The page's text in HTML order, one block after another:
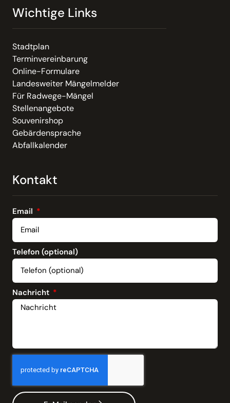
Wichtige Links
Stadtplan
Terminvereinbarung
Online-Formulare
Landesweiter Mängelmelder
Für Radwege-Mängel
Stellenangebote
Souvenirshop
Gebärdensprache
Abfallkalender
Kontakt
Email
Telefon (optional)
Nachricht